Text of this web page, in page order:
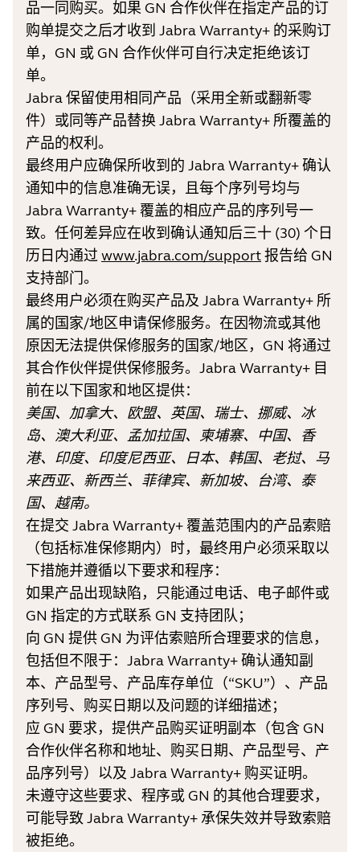
品一同购买。如果 GN 合作伙伴在指定产品的订
购单提交之后才收到 Jabra Warranty+ 的采购订
单，GN 或 GN 合作伙伴可自行决定拒绝该订
单。
Jabra 保留使用相同产品（采用全新或翻新零
件）或同等产品替换 Jabra Warranty+ 所覆盖的
产品的权利。
最终用户应确保所收到的 Jabra Warranty+ 确认
通知中的信息准确无误，且每个序列号均与
Jabra Warranty+ 覆盖的相应产品的序列号一
致。任何差异应在收到确认通知后三十 (30) 个日
历日内通过www.jabra.com/support报告给 GN
支持部门。
最终用户必须在购买产品及 Jabra Warranty+ 所
属的国家/地区申请保修服务。在因物流或其他
原因无法提供保修服务的国家/地区，GN 将通过
其合作伙伴提供保修服务。Jabra Warranty+ 目
前在以下国家和地区提供：
美国、加拿大、欧盟、英国、瑞士、挪威、冰
岛、澳大利亚、孟加拉国、柬埔寨、中国、香
港、印度、印度尼西亚、日本、韩国、老挝、马
来西亚、新西兰、菲律宾、新加坡、台湾、泰
国、越南。
在提交 Jabra Warranty+ 覆盖范围内的产品索赔
（包括标准保修期内）时，最终用户必须采取以
下措施并遵循以下要求和程序：
如果产品出现缺陷，只能通过电话、电子邮件或
GN 指定的方式联系 GN 支持团队；
向 GN 提供 GN 为评估索赔所合理要求的信息，
包括但不限于：Jabra Warranty+ 确认通知副
本、产品型号、产品库存单位（“SKU”）、产品
序列号、购买日期以及问题的详细描述；
应 GN 要求，提供产品购买证明副本（包含 GN
合作伙伴名称和地址、购买日期、产品型号、产
品序列号）以及 Jabra Warranty+ 购买证明。
未遵守这些要求、程序或 GN 的其他合理要求，
可能导致 Jabra Warranty+ 承保失效并导致索赔
被拒绝。